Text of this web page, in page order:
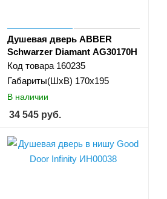
Душевая дверь ABBER
Schwarzer Diamant AG30170H
Код товара 160235
Габариты(ШхВ) 170x195
В наличии
34 545руб.